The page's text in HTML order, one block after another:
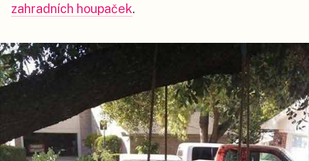
zahradních houpaček.